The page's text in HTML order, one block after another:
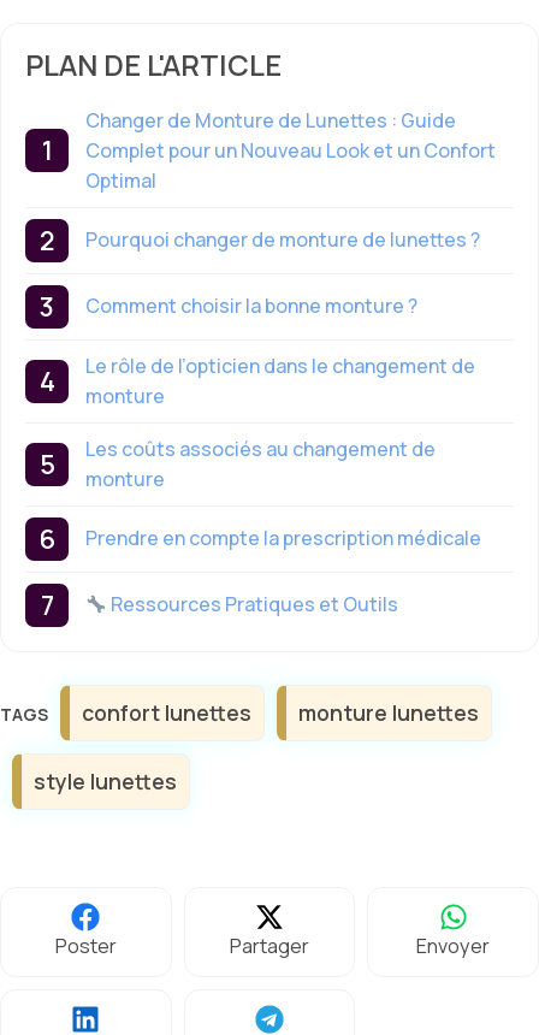
PLAN DE L'ARTICLE
Changer de Monture de Lunettes : Guide
Complet pour un Nouveau Look et un Confort
Optimal
Pourquoi changer de monture de lunettes ?
Comment choisir la bonne monture ?
Le rôle de l’opticien dans le changement de
monture
Les coûts associés au changement de
monture
Prendre en compte la prescription médicale
Ressources Pratiques et Outils
Étiquettes
confort lunettes monture lunettes
style lunettes
Poster Partager Envoyer